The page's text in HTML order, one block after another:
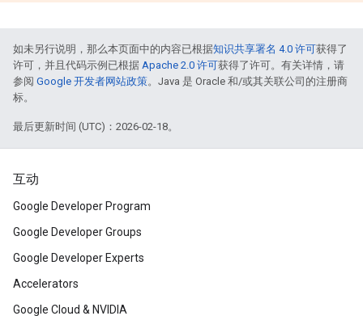
如未另行说明，那么本页面中的内容已根据知识共享署名 4.0 许可获得了
许可，并且代码示例已根据 Apache 2.0 许可获得了许可。有关详情，请
参阅 Google 开发者网站政策。Java 是 Oracle 和/或其关联公司的注册商
标。
最后更新时间 (UTC)：2026-02-18。
互动
Google Developer Program
Google Developer Groups
Google Developer Experts
Accelerators
Google Cloud & NVIDIA